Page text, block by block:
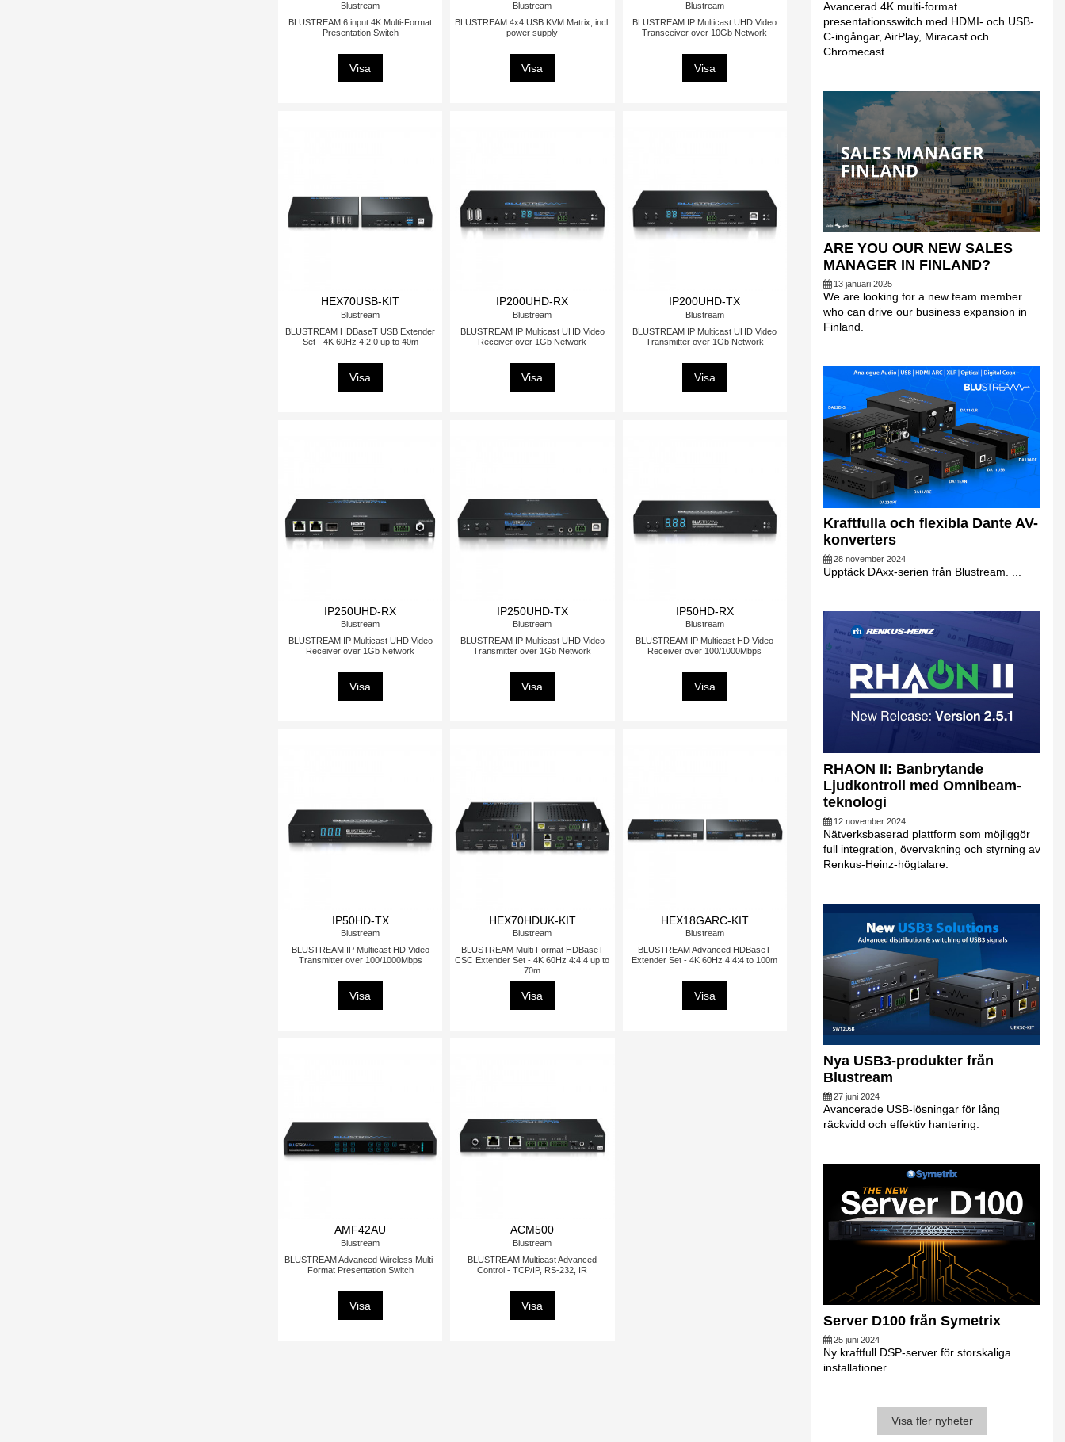
Blustream
BLUSTREAM 6 input 4K Multi-Format
Presentation Switch
Visa
Blustream
BLUSTREAM 4x4 USB KVM Matrix, incl.
power supply
Visa
Blustream
BLUSTREAM IP Multicast UHD Video
Transceiver over 10Gb Network
Visa
HEX70USB-KIT
Blustream
BLUSTREAM HDBaseT USB Extender
Set - 4K 60Hz 4:2:0 up to 40m
Visa
IP200UHD-RX
Blustream
BLUSTREAM IP Multicast UHD Video
Receiver over 1Gb Network
Visa
IP200UHD-TX
Blustream
BLUSTREAM IP Multicast UHD Video
Transmitter over 1Gb Network
Visa
IP250UHD-RX
Blustream
BLUSTREAM IP Multicast UHD Video
Receiver over 1Gb Network
Visa
IP250UHD-TX
Blustream
BLUSTREAM IP Multicast UHD Video
Transmitter over 1Gb Network
Visa
IP50HD-RX
Blustream
BLUSTREAM IP Multicast HD Video
Receiver over 100/1000Mbps
Visa
IP50HD-TX
Blustream
BLUSTREAM IP Multicast HD Video
Transmitter over 100/1000Mbps
Visa
HEX70HDUK-KIT
Blustream
BLUSTREAM Multi Format HDBaseT
CSC Extender Set - 4K 60Hz 4:4:4 up to
70m
Visa
HEX18GARC-KIT
Blustream
BLUSTREAM Advanced HDBaseT
Extender Set - 4K 60Hz 4:4:4 to 100m
Visa
AMF42AU
Blustream
BLUSTREAM Advanced Wireless Multi-
Format Presentation Switch
Visa
ACM500
Blustream
BLUSTREAM Multicast Advanced
Control - TCP/IP, RS-232, IR
Visa
Avancerad 4K multi-format
presentationsswitch med HDMI- och USB-
C-ingångar, AirPlay, Miracast och
Chromecast.
ARE YOU OUR NEW SALES
MANAGER IN FINLAND?
13 januari 2025
We are looking for a new team member
who can drive our business expansion in
Finland.
Kraftfulla och flexibla Dante AV-
konverters
28 november 2024
Upptäck DAxx-serien från Blustream. ...
RHAON II: Banbrytande
Ljudkontroll med Omnibeam-
teknologi
12 november 2024
Nätverksbaserad plattform som möjliggör
full integration, övervakning och styrning av
Renkus-Heinz-högtalare.
Nya USB3-produkter från
Blustream
27 juni 2024
Avancerade USB-lösningar för lång
räckvidd och effektiv hantering.
Server D100 från Symetrix
25 juni 2024
Ny kraftfull DSP-server för storskaliga
installationer
Visa fler nyheter